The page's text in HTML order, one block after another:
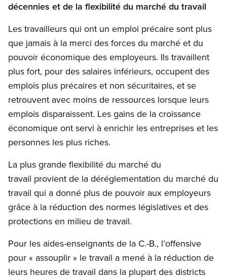
décennies et de la flexibilité du marché du travail
Les travailleurs qui ont un emploi précaire sont plus
que jamais à la merci des forces du marché et du
pouvoir économique des employeurs. Ils travaillent
plus fort, pour des salaires inférieurs, occupent des
emplois plus précaires et non sécuritaires, et se
retrouvent avec moins de ressources lorsque leurs
emplois disparaissent. Les gains de la croissance
économique ont servi à enrichir les entreprises et les
personnes les plus riches.
La plus grande flexibilité du marché du
travail provient de la déréglementation du marché du
travail qui a donné plus de pouvoir aux employeurs
grâce à la réduction des normes législatives et des
protections en milieu de travail.
Pour les aides-enseignants de la C.-B., l’offensive
pour « assouplir » le travail a mené à la réduction de
leurs heures de travail dans la plupart des districts